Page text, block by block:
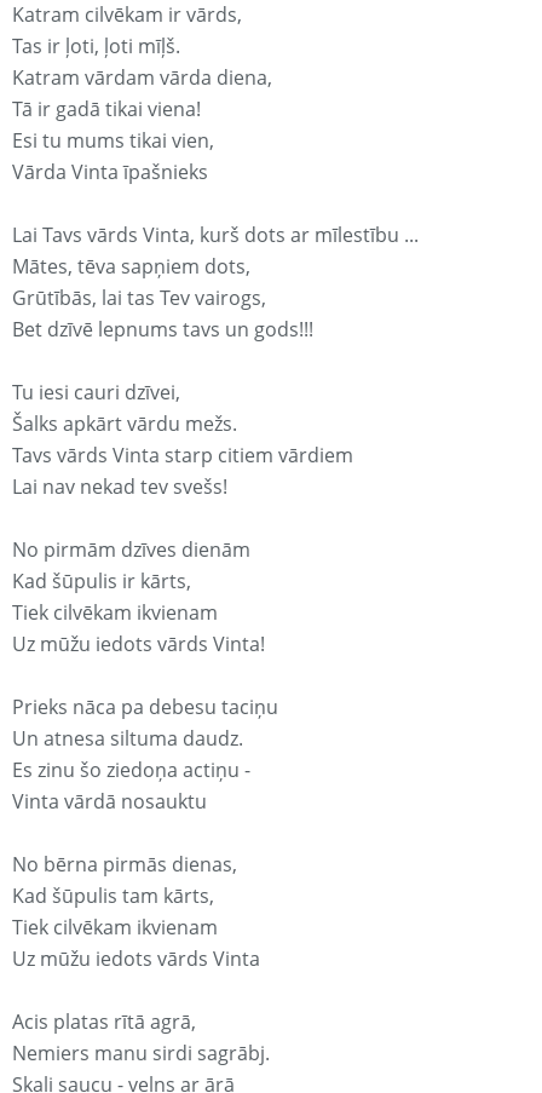
Katram cilvēkam ir vārds,
Tas ir ļoti, ļoti mīļš.
Katram vārdam vārda diena,
Tā ir gadā tikai viena!
Esi tu mums tikai vien,
Vārda Vinta īpašnieks
Lai Tavs vārds Vinta, kurš dots ar mīlestību ...
Mātes, tēva sapņiem dots,
Grūtībās, lai tas Tev vairogs,
Bet dzīvē lepnums tavs un gods!!!
Tu iesi cauri dzīvei,
Šalks apkārt vārdu mežs.
Tavs vārds Vinta starp citiem vārdiem
Lai nav nekad tev svešs!
No pirmām dzīves dienām
Kad šūpulis ir kārts,
Tiek cilvēkam ikvienam
Uz mūžu iedots vārds Vinta!
Prieks nāca pa debesu taciņu
Un atnesa siltuma daudz.
Es zinu šo ziedoņa actiņu -
Vinta vārdā nosauktu
No bērna pirmās dienas,
Kad šūpulis tam kārts,
Tiek cilvēkam ikvienam
Uz mūžu iedots vārds Vinta
Acis platas rītā agrā,
Nemiers manu sirdi sagrābj.
Skaļi saucu - velns ar ārā